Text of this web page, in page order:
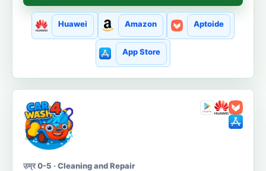
Huawei Amazon Aptoide
App Store
उम्र 0-5 · Cleaning and Repair